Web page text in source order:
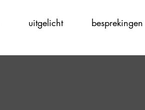
uitgelicht besprekingen